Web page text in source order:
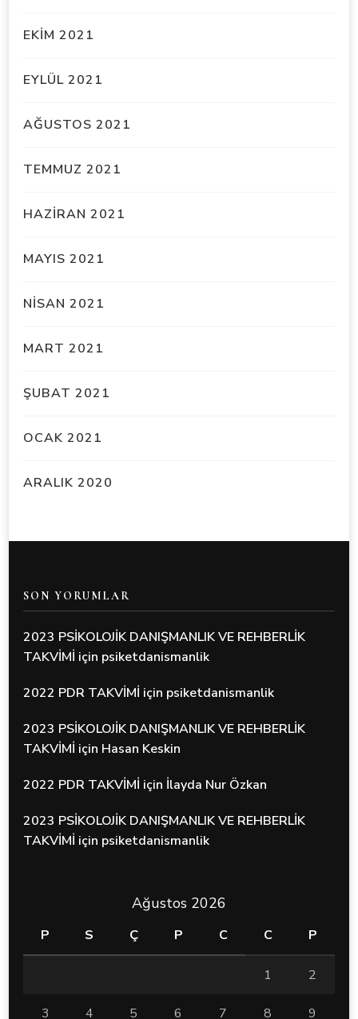
EKIM 2021
EYLÜL 2021
AĞUSTOS 2021
TEMMUZ 2021
HAZIRAN 2021
MAYIS 2021
NISAN 2021
MART 2021
ŞUBAT 2021
OCAK 2021
ARALIK 2020
SON YORUMLAR
2023 PSİKOLOJİK DANIŞMANLIK VE REHBERLİK
TAKVİMİ için psiketdanismanlik
2022 PDR TAKVİMİ için psiketdanismanlik
2023 PSİKOLOJİK DANIŞMANLIK VE REHBERLİK
TAKVİMİ için Hasan Keskin
2022 PDR TAKVİMİ için İlayda Nur Özkan
2023 PSİKOLOJİK DANIŞMANLIK VE REHBERLİK
TAKVİMİ için psiketdanismanlik
Ağustos 2026
P S Ç P C C P
1 2
3 4 5 6 7 8 9